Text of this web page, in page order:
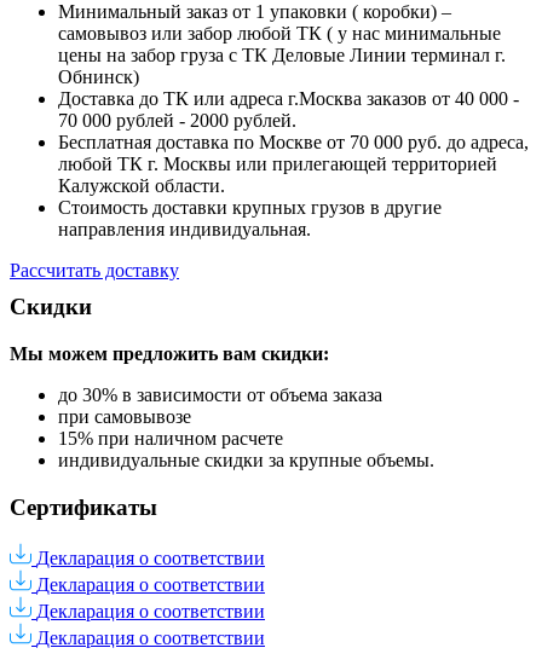
Минимальный заказ от 1 упаковки ( коробки) –
самовывоз или забор любой ТК ( у нас минимальные
цены на забор груза с ТК Деловые Линии терминал г.
Обнинск)
Доставка до ТК или адреса г.Москва заказов от 40 000 -
70 000 рублей - 2000 рублей.
Бесплатная доставка по Москве от 70 000 руб. до адреса,
любой ТК г. Москвы или прилегающей территорией
Калужской области.
Стоимость доставки крупных грузов в другие
направления индивидуальная.
Рассчитать доставку
Скидки
Мы можем предложить вам скидки:
до 30% в зависимости от объема заказа
при самовывозе
15% при наличном расчете
индивидуальные скидки за крупные объемы.
Сертификаты
Декларация о соответствии
Декларация о соответствии
Декларация о соответствии
Декларация о соответствии